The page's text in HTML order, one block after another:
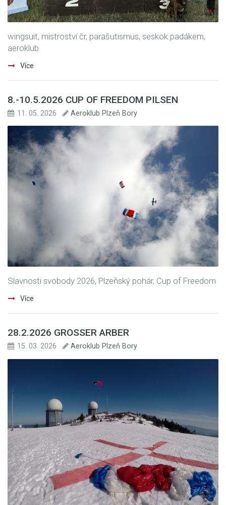
wingsuit, mistroství čr, parašutismus, seskok padákem,
aeroklub
Více
8.-10.5.2026 CUP OF FREEDOM PILSEN
11. 05. 2026 Aeroklub Plzeň Bory
Slavnosti svobody 2026, Plzeňský pohár, Cup of Freedom
Více
28.2.2026 GROSSER ARBER
15. 03. 2026 Aeroklub Plzeň Bory